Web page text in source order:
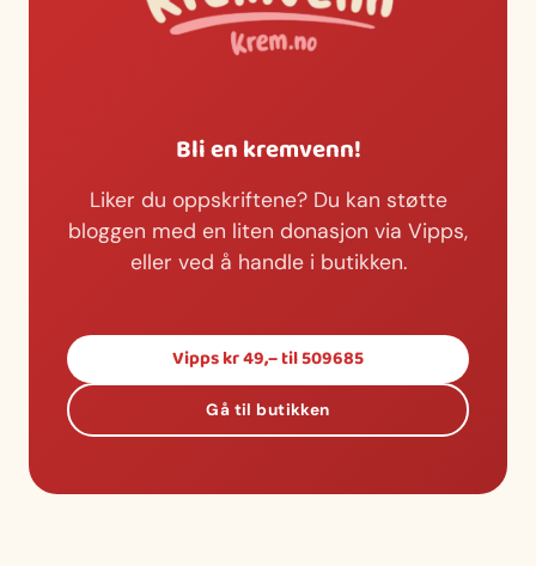
Bli en kremvenn!
Liker du oppskriftene? Du kan støtte
bloggen med en liten donasjon via Vipps,
eller ved å handle i butikken.
Vipps kr 49,– til 509685
Gå til butikken